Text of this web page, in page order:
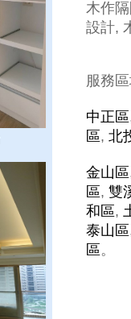
木作
設計,
服務
中正區
區, 北
金山區
區, 雙
和區,
泰山區
區 。